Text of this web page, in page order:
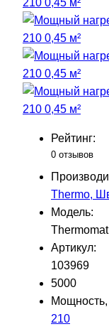
Рейтинг:
0 отзывов
Thermo,
Модель:
Артикул:
103969
5000
Мощность,
210